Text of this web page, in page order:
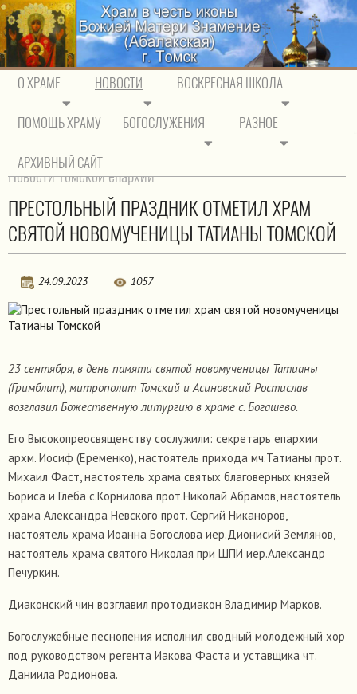
О ХРАМЕ НОВОСТИ ВОСКРЕСНАЯ ШКОЛА
ПОМОЩЬ ХРАМУ БОГОСЛУЖЕНИЯ РАЗНОЕ
АРХИВНЫЙ САЙТ
Новости епархии
Новости Томской епархии
ПРЕСТОЛЬНЫЙ ПРАЗДНИК ОТМЕТИЛ ХРАМ
СВЯТОЙ НОВОМУЧЕНИЦЫ ТАТИАНЫ ТОМСКОЙ
24.09.2023 1057
23 сентября, в день памяти святой новомученицы Татианы
(Гримблит), митрополит Томский и Асиновский Ростислав
возглавил Божественную литургию в храме с. Богашево.
Его Высокопреосвященству сослужили: секретарь епархии
архм. Иосиф (Еременко), настоятель прихода мч.Татианы прот.
Михаил Фаст, настоятель храма святых благоверных князей
Бориса и Глеба с.Корнилова прот.Николай Абрамов, настоятель
храма Александра Невского прот. Сергий Никаноров,
настоятель храма Иоанна Богослова иер.Дионисий Землянов,
настоятель храма святого Николая при ШПИ иер.Александр
Печуркин.
Диаконский чин возглавил протодиакон Владимир Марков.
Богослужебные песнопения исполнил сводный молодежный хор
под руководством регента Иакова Фаста и уставщика чт.
Даниила Родионова.